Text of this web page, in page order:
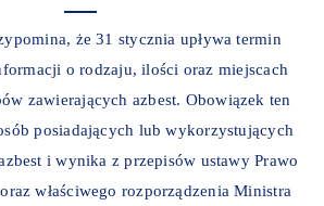
że 31 stycznia upływa termin
o rodzaju, ilości oraz miejscach
zawierających azbest. Obowiązek ten
posiadających lub wykorzystujących
i wynika z przepisów ustawy Prawo
właściwego rozporządzenia Ministra